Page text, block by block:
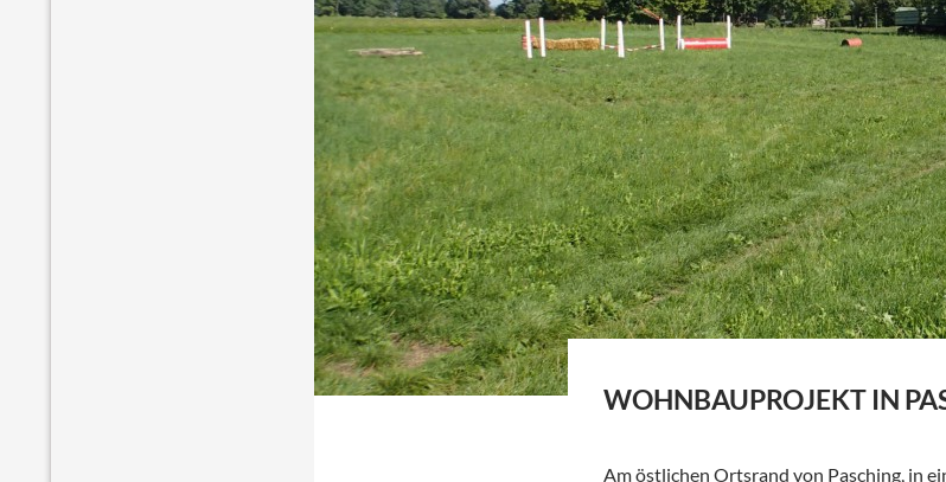
WOHNBAUPROJEKT IN
Am östlichen Ortsrand von Pasching, in